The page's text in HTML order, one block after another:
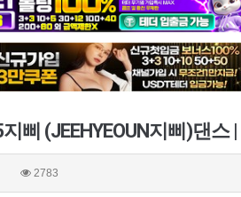
삐 (JEEHYEOUN지삐)댄스
2783